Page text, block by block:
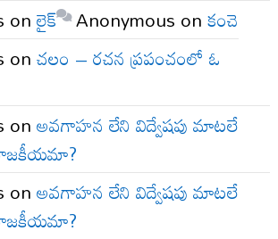
onలైక్ Anonymous onకంచె
onచలం – రచన ప్రపంచంలో ఓ
onఅవగాహన లేని విద్వేషపు మాటలే
onఅవగాహన లేని విద్వేషపు మాటలే